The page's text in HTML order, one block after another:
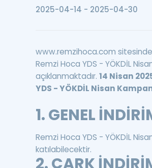
2025-04-14 - 2025-04-30
www.remzihoca.com
Remzi Hoca YDS - YÖKDİL
açıklanmaktadır.14 Nisan
YDS - YÖKDİL Nisan
1. GENEL
Remzi Hoca YDS - YÖKDİL
katılabilecektir.